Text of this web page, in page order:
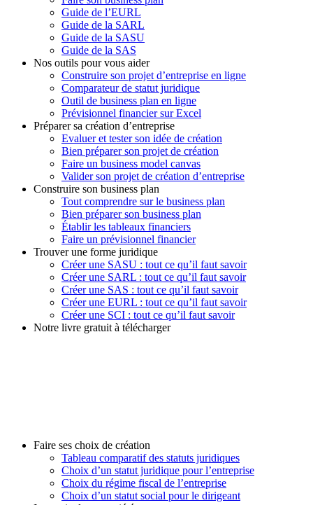
Guide de l’EURL
Guide de la SARL
Guide de la SASU
Guide de la SAS
Nos outils pour vous aider
Construire son projet d’entreprise en ligne
Comparateur de statut juridique
Outil de business plan en ligne
Prévisionnel financier sur Excel
Préparer sa création d’entreprise
Evaluer et tester son idée de création
Bien préparer son projet de création
Faire un business model canvas
Valider son projet de création d’entreprise
Construire son business plan
Tout comprendre sur le business plan
Bien préparer son business plan
Établir les tableaux financiers
Faire un prévisionnel financier
Trouver une forme juridique
Créer une SASU : tout ce qu’il faut savoir
Créer une SARL : tout ce qu’il faut savoir
Créer une SAS : tout ce qu’il faut savoir
Créer une EURL : tout ce qu’il faut savoir
Créer une SCI : tout ce qu’il faut savoir
Notre livre gratuit à télécharger
Faire ses choix de création
Tableau comparatif des statuts juridiques
Choix d’un statut juridique pour l’entreprise
Choix du régime fiscal de l’entreprise
Choix d’un statut social pour le dirigeant